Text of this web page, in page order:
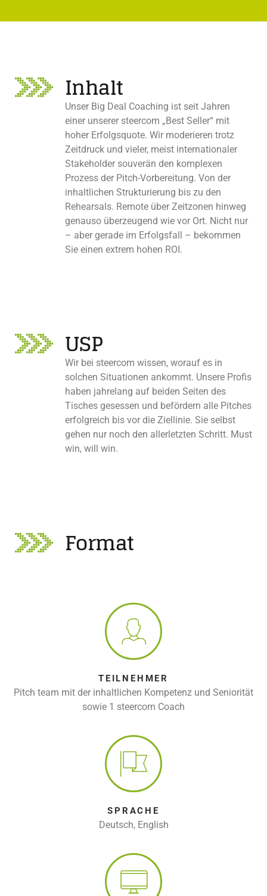
Inhalt
Unser Big Deal Coaching ist seit Jahren
einer unserer steercom „Best Seller“ mit
hoher Erfolgsquote. Wir moderieren trotz
Zeitdruck und vieler, meist internationaler
Stakeholder souverän den komplexen
Prozess der Pitch-Vorbereitung. Von der
inhaltlichen Strukturierung bis zu den
Rehearsals. Remote über Zeitzonen hinweg
genauso überzeugend wie vor Ort. Nicht nur
– aber gerade im Erfolgsfall – bekommen
Sie einen extrem hohen ROI.
USP
Wir bei steercom wissen, worauf es in
solchen Situationen ankommt. Unsere Profis
haben jahrelang auf beiden Seiten des
Tisches gesessen und befördern alle Pitches
erfolgreich bis vor die Ziellinie. Sie selbst
gehen nur noch den allerletzten Schritt. Must
win, will win.
Format
TEILNEHMER
Pitch team mit der inhaltlichen Kompetenz und Seniorität
sowie 1 steercom Coach
SPRACHE
Deutsch, English